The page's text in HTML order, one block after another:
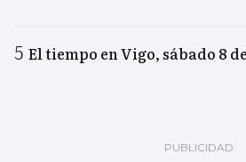
El tiempo en Vigo, sábado 8